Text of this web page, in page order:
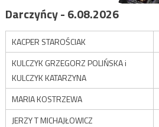
Darczyńcy - 6.08.2026
KACPER STAROŚCIAK
KULCZYK GRZEGORZ POLIŃSKA i
KULCZYK KATARZYNA
MARIA KOSTRZEWA
JERZY T MICHAJŁOWICZ